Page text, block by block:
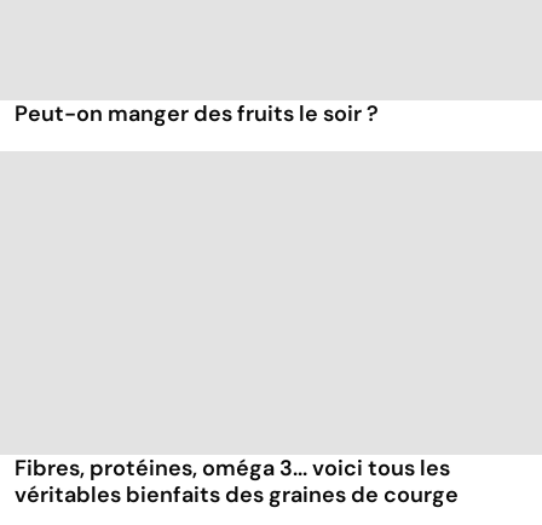
Peut-on manger des fruits le soir ?
Fibres, protéines, oméga 3... voici tous les
véritables bienfaits des graines de courge